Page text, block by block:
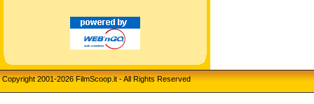
Copyright 2001-2026 FilmScoop.it - All Rights Reserved